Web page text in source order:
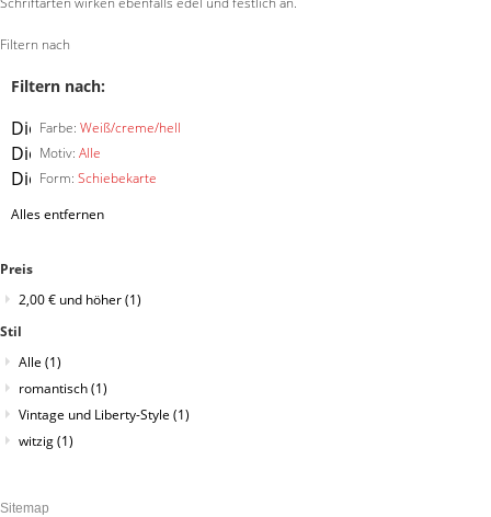
Filtern nach
Filtern nach:
Farbe: Weiß/creme/hell
Diesen
Artikel
entfernen
Motiv: Alle
Diesen
Artikel
entfernen
Form: Schiebekarte
Diesen
entfernen
Alles entfernen
Preis
2,00 € und höher(1)
Stil
Alle (1)
romantisch(1)
Vintage und Liberty-Style (1)
witzig(1)
Sitemap